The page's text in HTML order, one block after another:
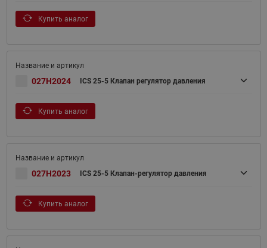
Купить аналог
027H2024 ICS 25-5 Клапан регулятор давления
Купить аналог
027H2023 ICS 25-5 Клапан-регулятор давления
Купить аналог